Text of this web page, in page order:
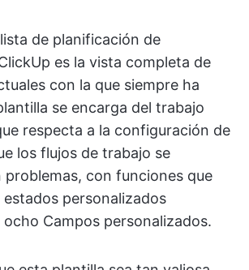
de planificación de
es la vista completa de
con la que siempre ha
se encarga del trabajo
respecta a la configuración de
los flujos de trabajo se
problemas, con funciones que
personalizados
Campos personalizados.